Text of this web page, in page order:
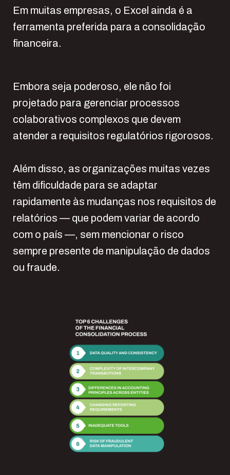
Em muitas empresas, o Excel ainda é a
ferramenta preferida para a consolidação
financeira.
Embora seja poderoso, ele não foi
projetado para gerenciar processos
colaborativos complexos que devem
atender a requisitos regulatórios rigorosos.
Além disso, as organizações muitas vezes
têm dificuldade para se adaptar
rapidamente às mudanças nos requisitos de
relatórios — que podem variar de acordo
com o país —, sem mencionar o risco
sempre presente de manipulação de dados
ou fraude.